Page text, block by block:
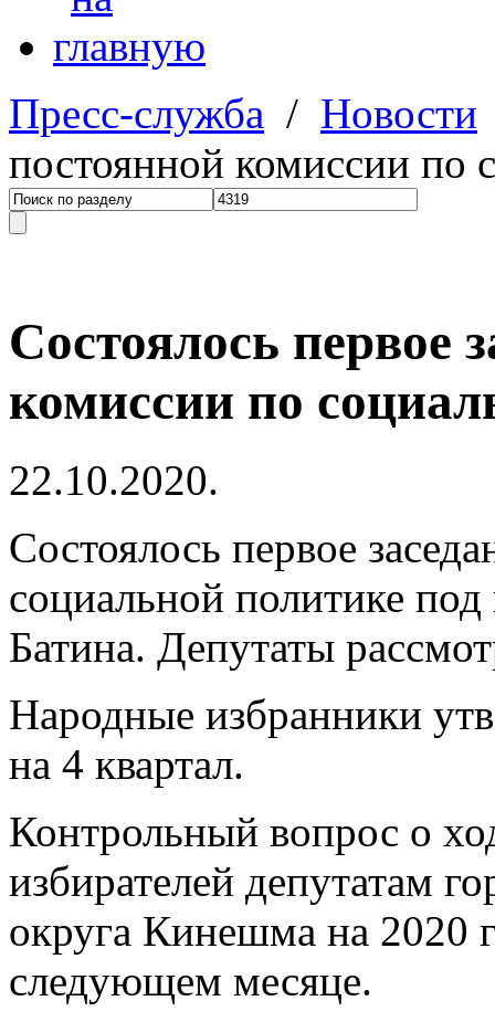
Пресс-служба / Новости
постоянной комиссии по
Состоялось первое
комиссии по
22.10.2020.
Состоялось первое
социальной политике
Батина. Депутаты
Народные избранники
на 4 квартал.
Контрольный вопрос о
избирателей депутатам
округа Кинешма на 2020
следующем месяце.